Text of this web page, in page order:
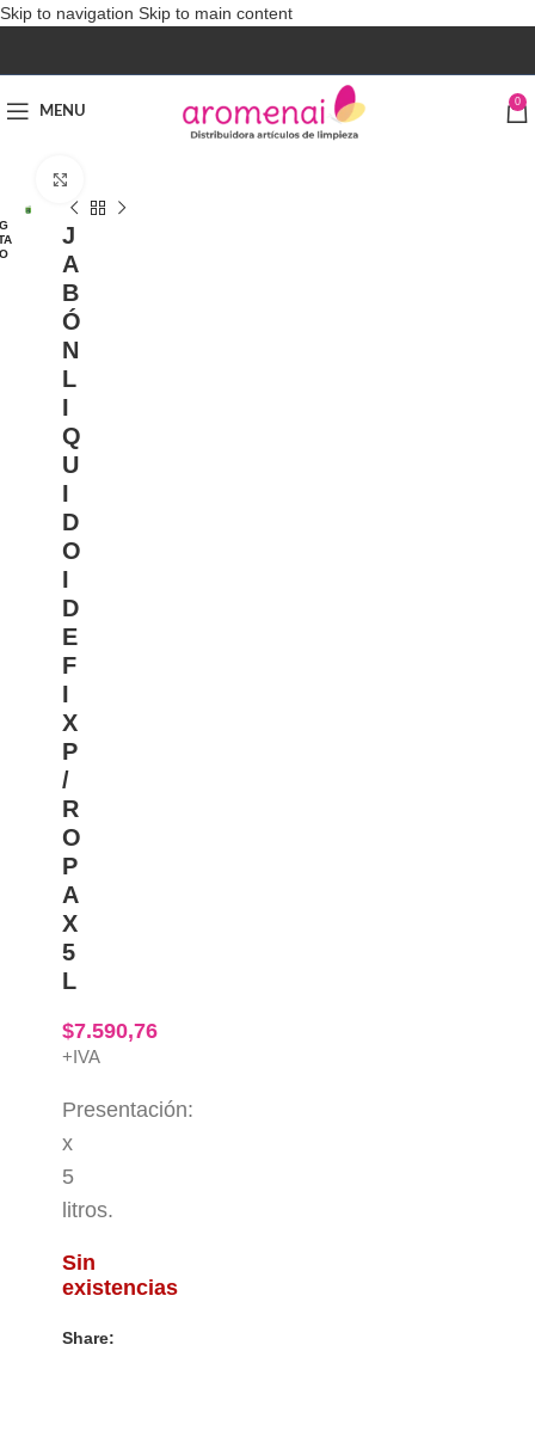
Skip to navigation Skip to main content
MENU
0
J
A
B
Ó
N
L
I
Q
U
I
D
O
I
D
E
F
I
X
P
/
R
O
P
A
X
5
L
$7.590,76
+IVA
Presentación:
x
5
litros.
Sin
existencias
Share: